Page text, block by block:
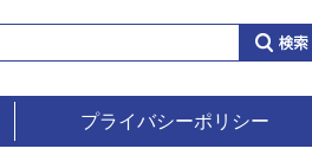
プライバシーポリシー